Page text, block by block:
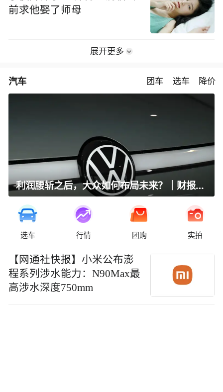
前求他娶了师母
展开更多
汽车 团车 选车 降价
利润腰斩之后，大众如何布局未来？｜财报全视角
选车 行情 团购 实拍
【网通社快报】小米公布澎
程系列涉水能力：N90Max最
高涉水深度750mm